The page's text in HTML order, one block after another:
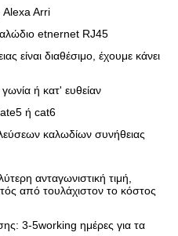
Alexa Arri
etnernet RJ45
είναι διαθέσιμο, έχουμε κάνει
ή κατ' ευθείαν
ή cat6
καλωδίων συνήθειας
ανταγωνιστική τιμή,
από τουλάχιστον το κόστος
3-5working ημέρες για τα